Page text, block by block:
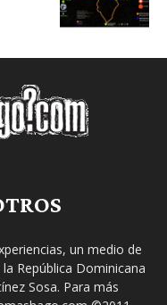
un medio de
República Dominicana
Sosa. Para más